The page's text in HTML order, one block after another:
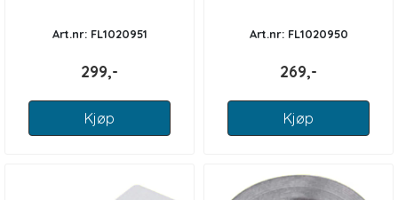
Art.nr: FL1020951
299,-
Kjøp
Art.nr: FL1020950
269,-
Kjøp